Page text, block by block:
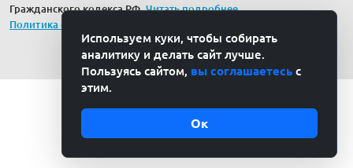
Гражданского кодекса РФ.Читать подробнее.
Политика обработки персональных данных
Используем куки, чтобы собирать
аналитику и делать сайт лучше.
Пользуясь сайтом, вы соглашаетесь с
этим.
Ок